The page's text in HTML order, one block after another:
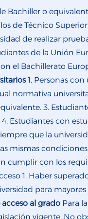
Bachiller o
de Técnico
de realizar
de la Unión
el Bachillerato
1. Personas
normativa
3.
Estudiantes con
que la
mismas
cumplir con los
1. Haber
para mayores
al grado Para
vigente. No